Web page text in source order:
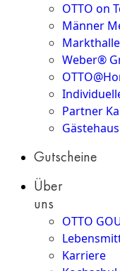
OTTO on
Männer
Weber®
Partner
Gutscheine
Über
uns
OTTO
Karriere